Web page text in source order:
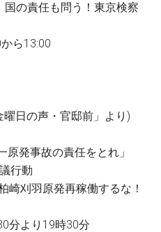
の責任も問う！東京検察
ら13:00
日の声・官邸前」より)
発事故の責任をとれ」
行動
崎刈羽原発再稼働するな！
分より19時30分